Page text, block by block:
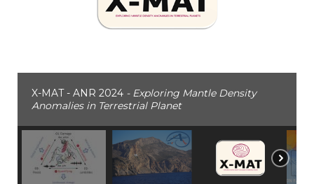
X-MAT - ANR 2024 - Exploring Mantle Density
Anomalies in Terrestrial Planet